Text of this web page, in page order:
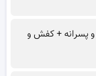
و پسرانه + کفش و